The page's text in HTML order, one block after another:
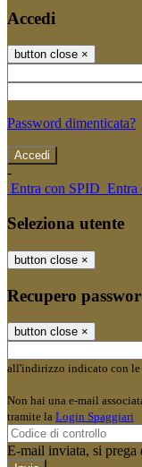
Accedi
button close ×
Password dimenticata?
-
Entra con SPID Entra
Seleziona utente
button close ×
Recupero
button close ×
all'indirizzo indicato con le
Non hai una e-mail
tramite la Login Spaggiari
E-mail inviata, si prega